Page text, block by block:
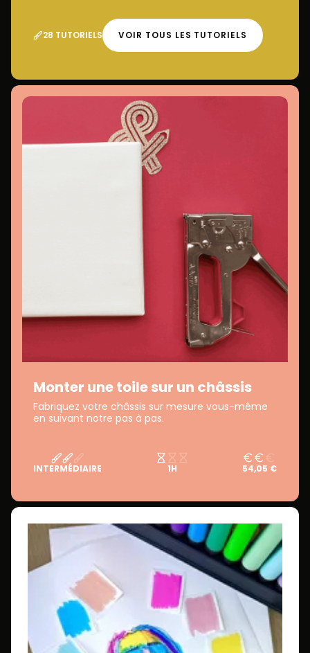
28 TUTORIELS VOIR TOUS LES TUTORIELS
Monter une toile sur un châssis
Fabriquez votre châssis sur mesure vous-même
en suivant notre pas à pas.
INTERMÉDIAIRE 1H 54,05 €